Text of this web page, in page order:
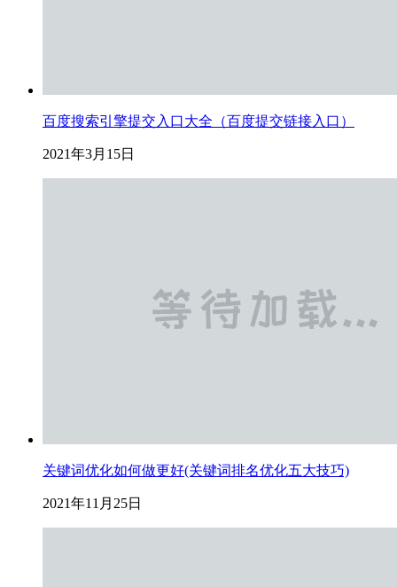
百度搜索引擎提交入口大全（百度提交链接入口）
2021年3月15日
关键词优化如何做更好(关键词排名优化五大技巧)
2021年11月25日